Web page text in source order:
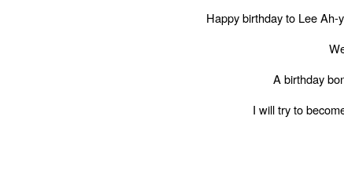
Happy birthday to Lee
A birthday
I will try to